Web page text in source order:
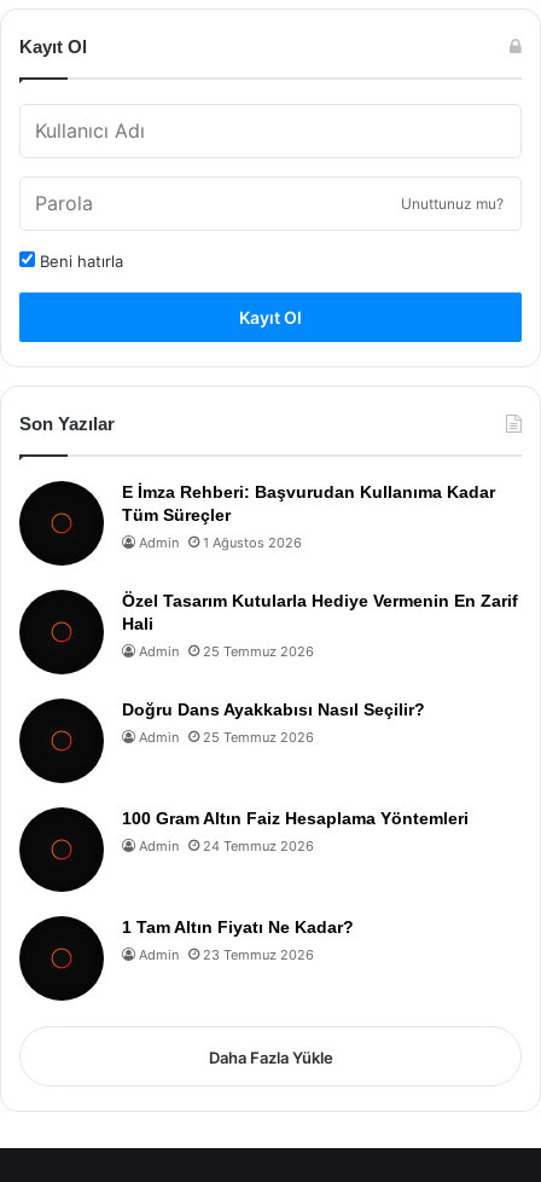
Kayıt Ol
Unuttunuz mu?
Beni hatırla
Kayıt Ol
Son Yazılar
E İmza Rehberi: Başvurudan Kullanıma Kadar
Tüm Süreçler
Admin 1 Ağustos 2026
Özel Tasarım Kutularla Hediye Vermenin En Zarif
Hali
Admin 25 Temmuz 2026
Doğru Dans Ayakkabısı Nasıl Seçilir?
Admin 25 Temmuz 2026
100 Gram Altın Faiz Hesaplama Yöntemleri
Admin 24 Temmuz 2026
1 Tam Altın Fiyatı Ne Kadar?
Admin 23 Temmuz 2026
Daha Fazla Yükle